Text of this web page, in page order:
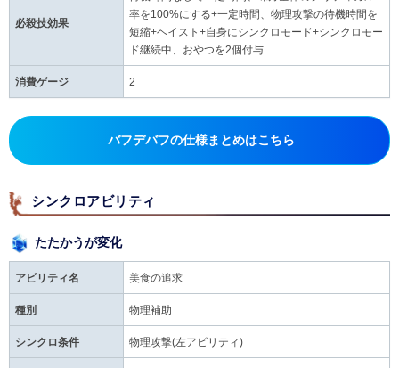
必殺技効果
率を100%にする+一定時間、物理攻撃の待機時間を
短縮+ヘイスト+自身にシンクロモード+シンクロモー
ド継続中、おやつを2個付与
消費ゲージ 2
バフデバフの仕様まとめはこちら
シンクロアビリティ
たたかうが変化
アビリティ名 美食の追求
種別 物理補助
シンクロ条件 物理攻撃(左アビリティ)